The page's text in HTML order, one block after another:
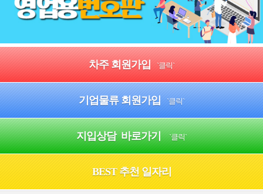
차주 회원가입 `클릭`
기업물류 회원가입 `클릭`
지입상담 바로가기 `클릭`
BEST 추천 일자리